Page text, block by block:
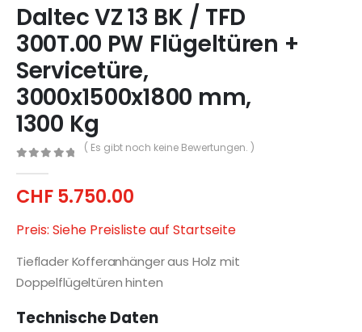
Daltec VZ 13 BK / TFD
300T.00 PW Flügeltüren +
Servicetüre,
3000x1500x1800 mm,
1300 Kg
( Es gibt noch keine Bewertungen. )
CHF5.750.00
Preis: Siehe Preisliste auf Startseite
Tieflader Kofferanhänger aus Holz mit
Doppelflügeltüren hinten
Technische Daten